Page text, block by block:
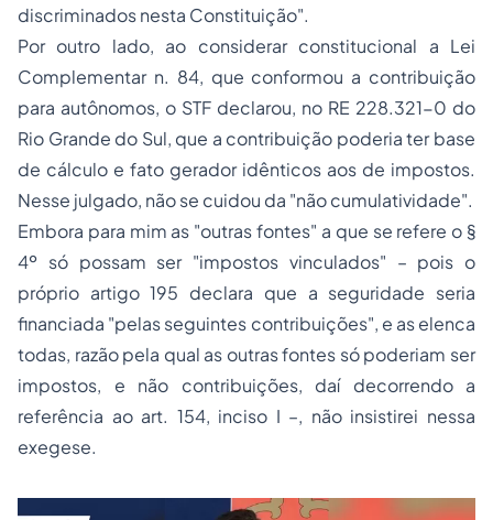
discriminados nesta Constituição".
Por outro lado, ao considerar constitucional a Lei
Complementar n. 84, que conformou a contribuição
para autônomos, o STF declarou, no RE 228.321-0 do
Rio Grande do Sul, que a contribuição poderia ter base
de cálculo e fato gerador idênticos aos de impostos.
Nesse julgado, não se cuidou da "não cumulatividade".
Embora para mim as "outras fontes" a que se refere o §
4º só possam ser "impostos vinculados" – pois o
próprio artigo 195 declara que a seguridade seria
financiada "pelas seguintes contribuições", e as elenca
todas, razão pela qual as outras fontes só poderiam ser
impostos, e não contribuições, daí decorrendo a
referência ao art. 154, inciso I –, não insistirei nessa
exegese.